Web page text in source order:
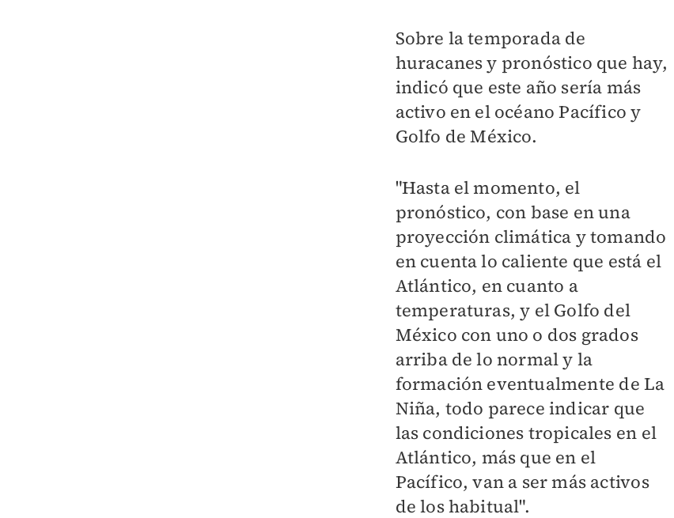
Sobre la temporada de
huracanes y pronóstico que hay,
indicó que este año sería más
activo en el océano Pacífico y
Golfo de México.
"Hasta el momento, el
pronóstico, con base en una
proyección climática y tomando
en cuenta lo caliente que está el
Atlántico, en cuanto a
temperaturas, y el Golfo del
México con uno o dos grados
arriba de lo normal y la
formación eventualmente de La
Niña, todo parece indicar que
las condiciones tropicales en el
Atlántico, más que en el
Pacífico, van a ser más activos
de los habitual".